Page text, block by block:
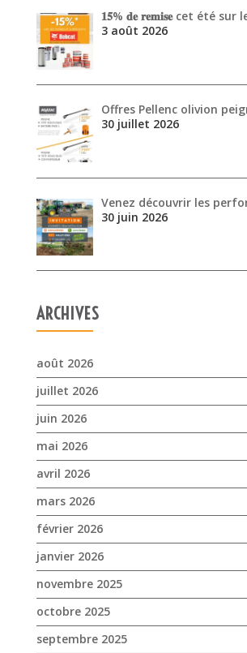
30 juin 2026
ARCHIVES
août 2026
juillet 2026
mai 2026
mars 2026
février 2026
janvier 2026
novembre 2025
octobre 2025
septembre 2025
juillet 2025
avril 2025
mars 2025
février 2025
janvier 2025